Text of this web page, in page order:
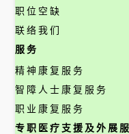
职位空缺
联络我们
服务
精神康复服务
智障人士康复服务
职业康复服务
专职医疗支援及外展